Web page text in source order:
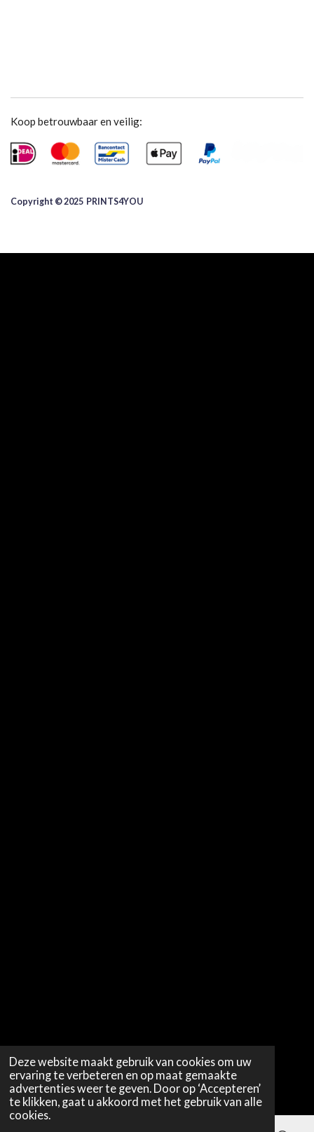
Deze website maakt gebruik van cookies om uw
ervaring te verbeteren en op maat gemaakte
advertenties weer te geven. Door op ‘Accepteren’
te klikken, gaat u akkoord met het gebruik van alle
cookies.
Koop betrouwbaar en veilig:
Copyright © 2025 ​PRINTS4YOU